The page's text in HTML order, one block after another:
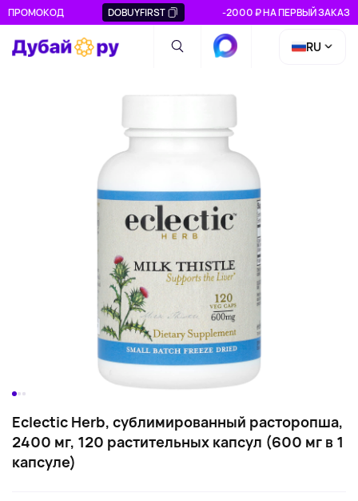
ПРОМОКОД DOBUYFIRST -2000 ₽ НА ПЕРВЫЙ ЗАКАЗ
RU
Eclectic Herb, сублимированный расторопша,
2400 мг, 120 растительных капсул (600 мг в 1
капсуле)